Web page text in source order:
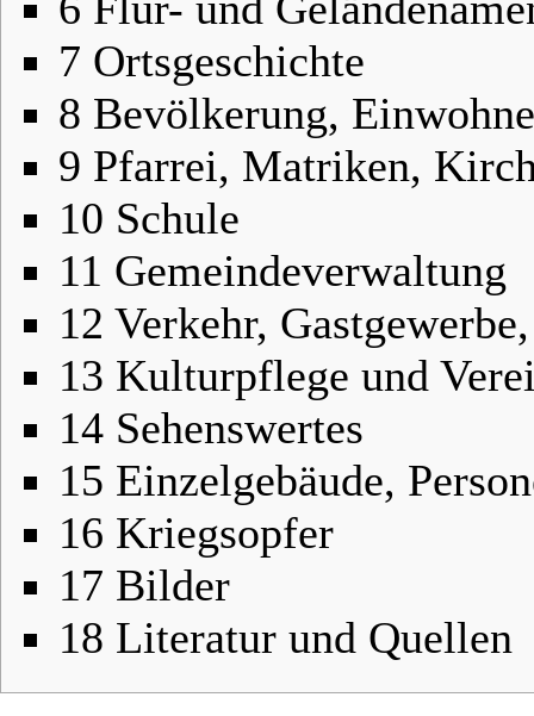
7 Ortsgeschichte
8 Bevölkerung,
9 Pfarrei, Matriken,
10 Schule
11 Gemeindeverwaltung
12 Verkehr,
13 Kulturpflege und
14 Sehenswertes
15 Einzelgebäude,
16 Kriegsopfer
17 Bilder
18 Literatur und Quellen